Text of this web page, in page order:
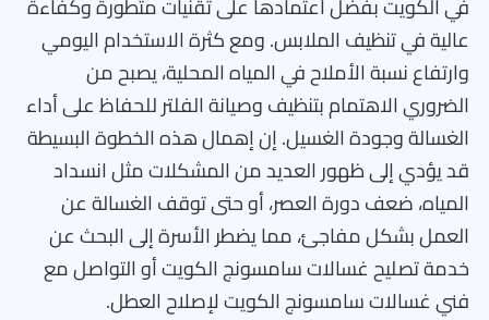
عالية في تنظيف الملابس. ومع كثرة الاستخدام اليومي
وارتفاع نسبة الأملاح في المياه المحلية، يصبح من
الضروري الاهتمام بتنظيف وصيانة الفلتر للحفاظ على أداء
الغسالة وجودة الغسيل. إن إهمال هذه الخطوة البسيطة
قد يؤدي إلى ظهور العديد من المشكلات مثل انسداد
المياه، ضعف دورة العصر، أو حتى توقف الغسالة عن
العمل بشكل مفاجئ، مما يضطر الأسرة إلى البحث عن
خدمة تصليح غسالات سامسونج الكويت أو التواصل مع
فني غسالات سامسونج الكويت لإصلاح العطل.